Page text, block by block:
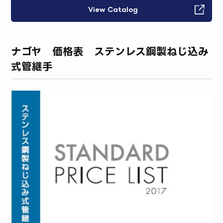
View Catalog
ナゴヤ 価格表 ステンレス鋼製ねじ込み
式管継手